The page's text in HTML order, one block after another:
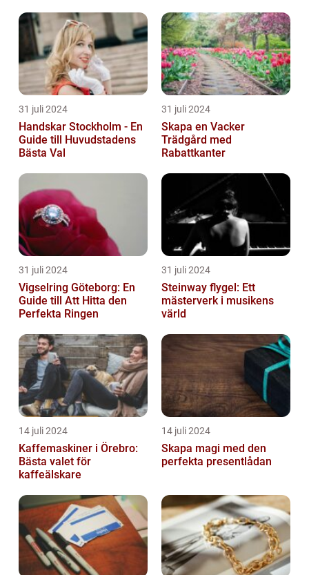
31 juli 2024
Handskar Stockholm - En
Guide till Huvudstadens
Bästa Val
31 juli 2024
Skapa en Vacker
Trädgård med
Rabattkanter
31 juli 2024
Vigselring Göteborg: En
Guide till Att Hitta den
Perfekta Ringen
31 juli 2024
Steinway flygel: Ett
mästerverk i musikens
värld
14 juli 2024
Kaffemaskiner i Örebro:
Bästa valet för
kaffeälskare
14 juli 2024
Skapa magi med den
perfekta presentlådan